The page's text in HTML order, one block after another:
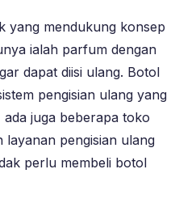
yang mendukung konsep
ialah parfum dengan
dapat diisi ulang. Botol
pengisian ulang yang
juga beberapa toko
layanan pengisian ulang
perlu membeli botol